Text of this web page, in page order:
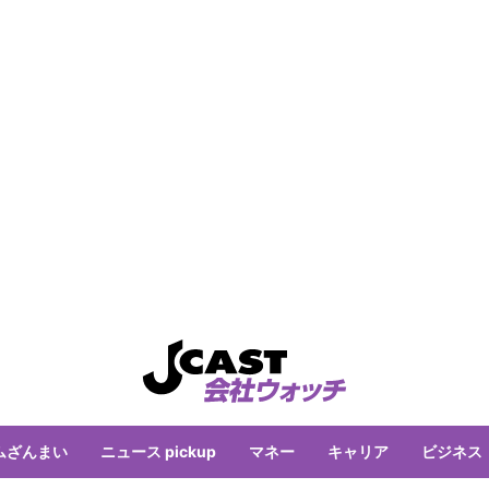
ざんまい ニュース pickup マネー キャリア ビジネス